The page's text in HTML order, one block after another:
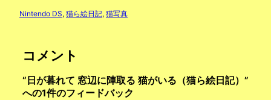
Nintendo DS, 猫ら絵日記, 猫写真
コメント
“日が暮れて 窓辺に陣取る 猫がいる（猫ら絵日記）”
への1件のフィードバック